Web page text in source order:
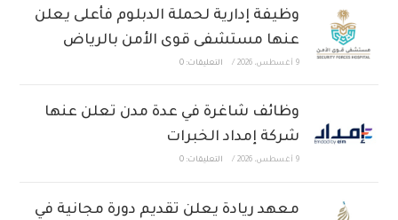
وظيفة إدارية لحملة الدبلوم فأعلى يعلن
عنها مستشفى قوى الأمن بالرياض
9 أغسطس، 2026 / التعليقات: 0
وظائف شاغرة في عدة مدن تعلن عنها
شركة إمداد الخبرات
9 أغسطس، 2026 / التعليقات: 0
معهد ريادة يعلن تقديم دورة مجانية في